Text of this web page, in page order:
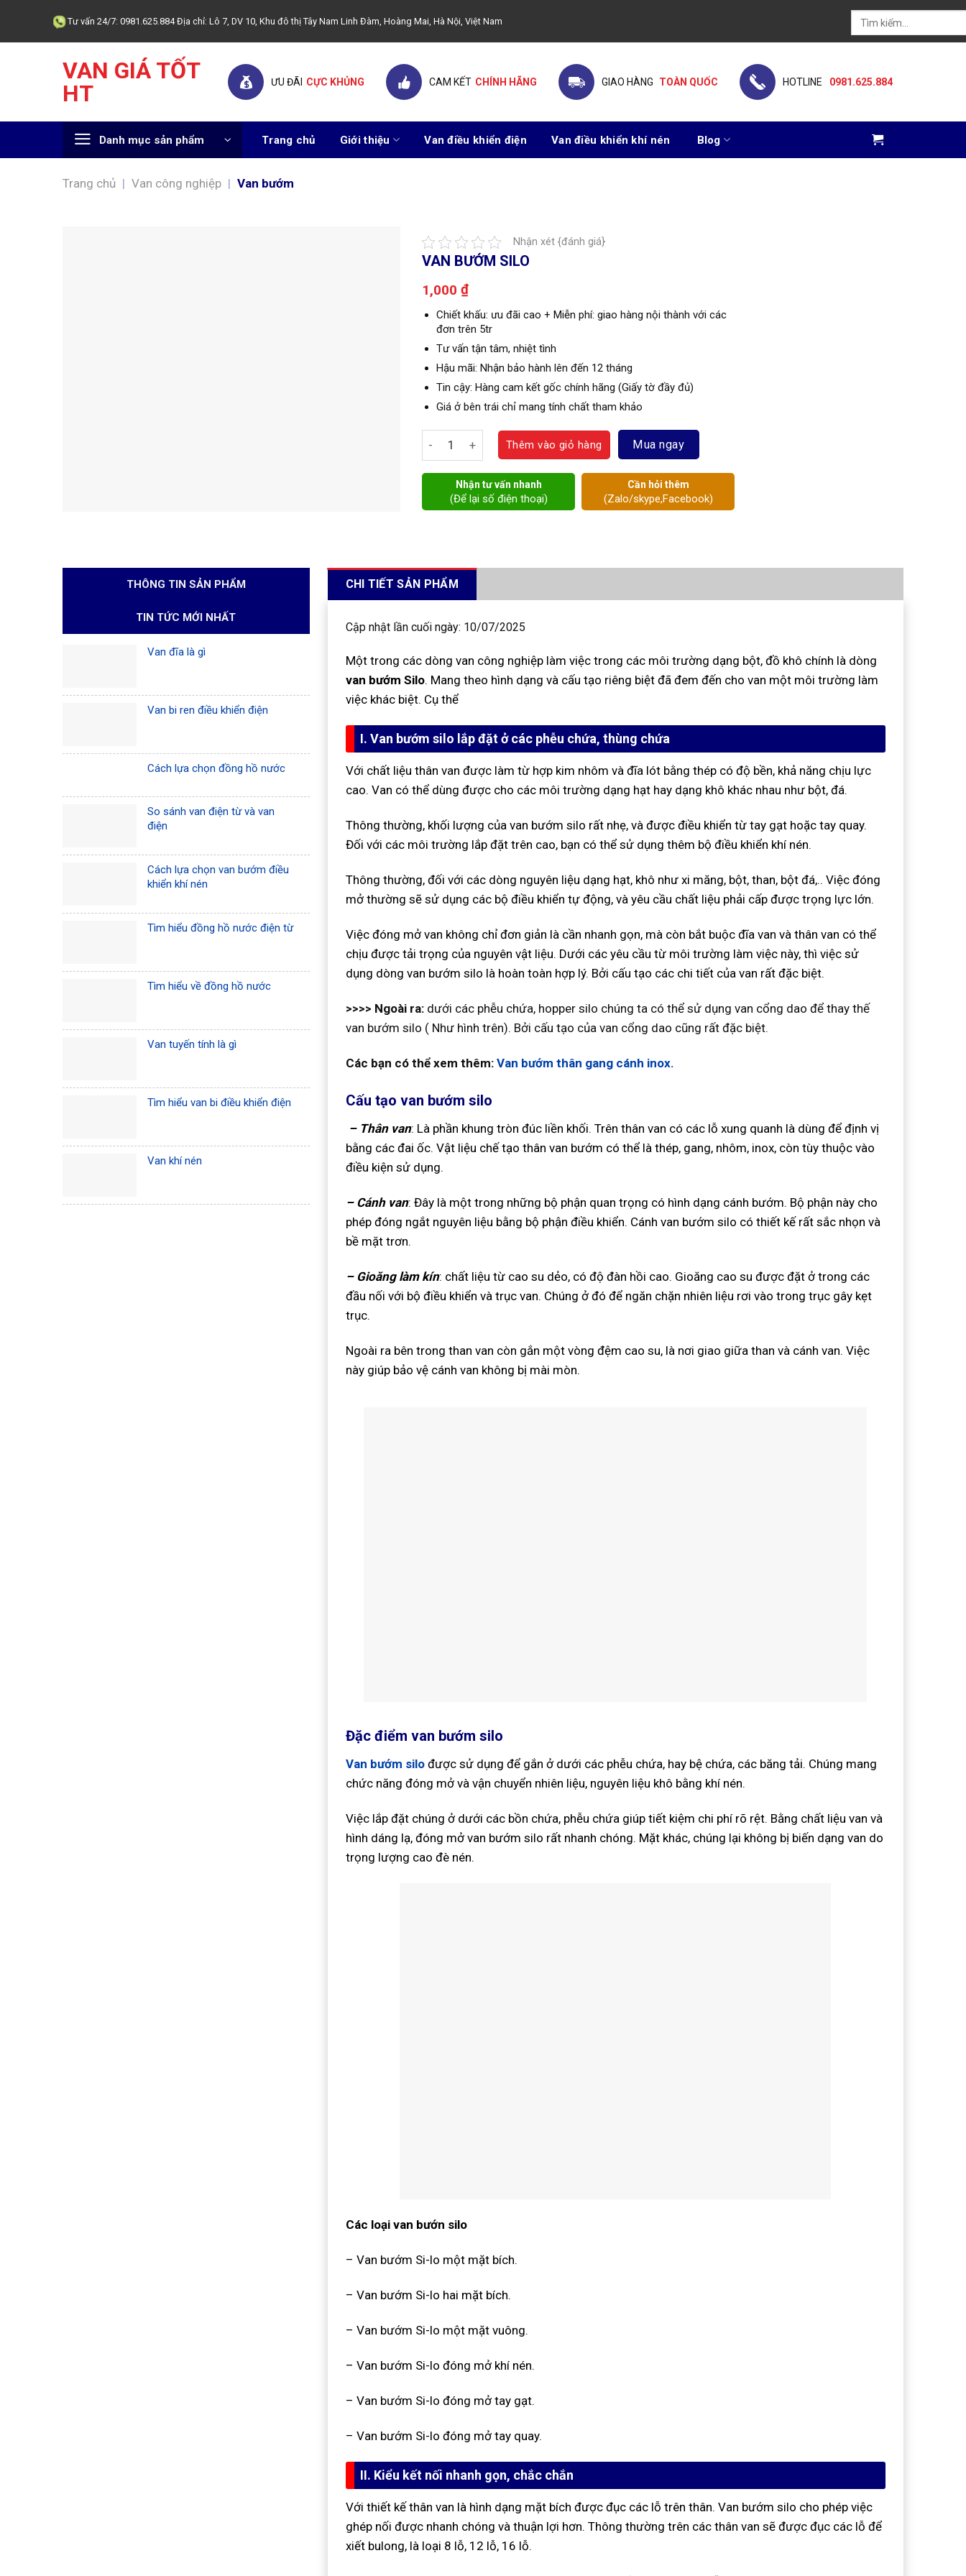
content
Tư vấn 24/7: 0981.625.884 Địa chỉ: Lô 7, DV 10, Khu đô thị Tây Nam Linh Đàm, Hoàng Mai, Hà Nội, Việt Nam
Tìm
kiếm:
VAN GIÁ TỐT
HT
ƯU ĐÃI CỰC KHỦNG CAM KẾT CHÍNH HÃNG GIAO HÀNG TOÀN QUỐC HOTLINE 0981.625.884
Danh mục sản phẩm Trang chủ Giới thiệu Van điều khiển điện Van điều khiển khí nén Blog
Trang chủ | Van công nghiệp | Van bướm
Nhận xét {đánh giá}
VAN BƯỚM SILO
1,000 ₫
Chiết khấu: ưu đãi cao + Miễn phí: giao hàng nội thành với các
đơn trên 5tr
Tư vấn tận tâm, nhiệt tình
Hậu mãi: Nhận bảo hành lên đến 12 tháng
Tin cậy: Hàng cam kết gốc chính hãng (Giấy tờ đầy đủ)
Giá ở bên trái chỉ mang tính chất tham khảo
Van bướm Silo số lượng
Thêm vào giỏ hàng Mua ngay
Nhận tư vấn nhanh
(Để lại số điện thoại)
Cần hỏi thêm
(Zalo/skype,Facebook)
THÔNG TIN SẢN PHẨM
TIN TỨC MỚI NHẤT
Van đĩa là gì
Van bi ren điều khiển điện
Cách lựa chọn đồng hồ nước
So sánh van điện từ và van
điện
Cách lựa chọn van bướm điều
khiển khí nén
Tìm hiểu đồng hồ nước điện từ
Tìm hiểu về đồng hồ nước
Van tuyến tính là gì
Tìm hiểu van bi điều khiển điện
Van khí nén
CHI TIẾT SẢN PHẨM
Cập nhật lần cuối ngày: 10/07/2025
Một trong các dòng van công nghiệp làm việc trong các môi trường dạng bột, đồ khô chính là dòng
van bướm Silo. Mang theo hình dạng và cấu tạo riêng biệt đã đem đến cho van một môi trường làm
việc khác biệt. Cụ thể
I. Van bướm silo lắp đặt ở các phễu chứa, thùng chứa
Với chất liệu thân van được làm từ hợp kim nhôm và đĩa lót bằng thép có độ bền, khả năng chịu lực
cao. Van có thể dùng được cho các môi trường dạng hạt hay dạng khô khác nhau như bột, đá.
Thông thường, khối lượng của van bướm silo rất nhẹ, và được điều khiển từ tay gạt hoặc tay quay.
Đối với các môi trường lắp đặt trên cao, bạn có thể sử dụng thêm bộ điều khiển khí nén.
Thông thường, đối với các dòng nguyên liệu dạng hạt, khô như xi măng, bột, than, bột đá,.. Việc đóng
mở thường sẽ sử dụng các bộ điều khiển tự động, và yêu cầu chất liệu phải cấp được trọng lực lớn.
Việc đóng mở van không chỉ đơn giản là cần nhanh gọn, mà còn bắt buộc đĩa van và thân van có thể
chịu được tải trọng của nguyên vật liệu. Dưới các yêu cầu từ môi trường làm việc này, thì việc sử
dụng dòng van bướm silo là hoàn toàn hợp lý. Bởi cấu tạo các chi tiết của van rất đặc biệt.
>>>> Ngoài ra:dưới các phễu chứa, hopper silo chúng ta có thể sử dụng van cổng dao để thay thế
van bướm silo ( Như hình trên). Bởi cấu tạo của van cổng dao cũng rất đặc biệt.
Các bạn có thể xem thêm: Van bướm thân gang cánh inox.
Cấu tạo van bướm silo
– Thân van: Là phần khung tròn đúc liền khối. Trên thân van có các lỗ xung quanh là dùng để định vị
bằng các đai ốc. Vật liệu chế tạo thân van bướm có thể là thép, gang, nhôm, inox, còn tùy thuộc vào
điều kiện sử dụng.
– Cánh van: Đây là một trong những bộ phận quan trọng có hình dạng cánh bướm. Bộ phận này cho
phép đóng ngắt nguyên liệu bằng bộ phận điều khiển. Cánh van bướm silo có thiết kế rất sắc nhọn và
bề mặt trơn.
– Gioăng làm kín: chất liệu từ cao su dẻo, có độ đàn hồi cao. Gioăng cao su được đặt ở trong các
đầu nối với bộ điều khiển và trục van. Chúng ở đó để ngăn chặn nhiên liệu rơi vào trong trục gây kẹt
trục.
Ngoài ra bên trong than van còn gắn một vòng đệm cao su, là nơi giao giữa than và cánh van. Việc
này giúp bảo vệ cánh van không bị mài mòn.
Đặc điểm van bướm silo
Van bướm silođược sử dụng để gắn ở dưới các phễu chứa, hay bệ chứa, các băng tải. Chúng mang
chức năng đóng mở và vận chuyển nhiên liệu, nguyên liệu khô bằng khí nén.
Việc lắp đặt chúng ở dưới các bồn chứa, phễu chứa giúp tiết kiệm chi phí rõ rệt. Bằng chất liệu van và
hình dáng lạ, đóng mở van bướm silo rất nhanh chóng. Mặt khác, chúng lại không bị biến dạng van do
trọng lượng cao đè nén.
Các loại van bướn silo
– Van bướm Si-lo một mặt bích.
– Van bướm Si-lo hai mặt bích.
– Van bướm Si-lo một mặt vuông.
– Van bướm Si-lo đóng mở khí nén.
– Van bướm Si-lo đóng mở tay gạt.
– Van bướm Si-lo đóng mở tay quay.
II. Kiểu kết nối nhanh gọn, chắc chắn
Với thiết kế thân van là hình dạng mặt bích được đục các lỗ trên thân. Van bướm silo cho phép việc
ghép nối được nhanh chóng và thuận lợi hơn. Thông thường trên các thân van sẽ được đục các lỗ để
xiết bulong, là loại 8 lỗ, 12 lỗ, 16 lỗ.